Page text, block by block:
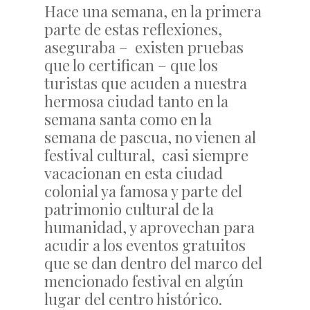
Hace una semana, en la primera
parte de estas reflexiones,
aseguraba – existen pruebas
que lo certifican – que los
turistas que acuden a nuestra
hermosa ciudad tanto en la
semana santa como en la
semana de pascua, no vienen al
festival cultural, casi siempre
vacacionan en esta ciudad
colonial ya famosa y parte del
patrimonio cultural de la
humanidad, y aprovechan para
acudir a los eventos gratuitos
que se dan dentro del marco del
mencionado festival en algún
lugar del centro histórico.